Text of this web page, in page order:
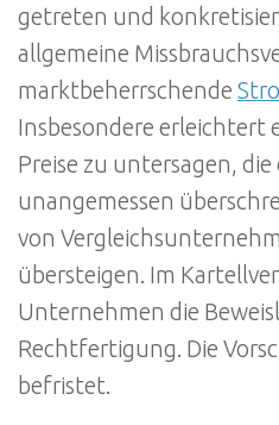
getreten und
allgemeine
marktbeherrschende
Insbesondere erleichtert
Preise zu untersagen, die
unangemessen
von
übersteigen. Im
Unternehmen die
Rechtfertigung. Die
befristet.